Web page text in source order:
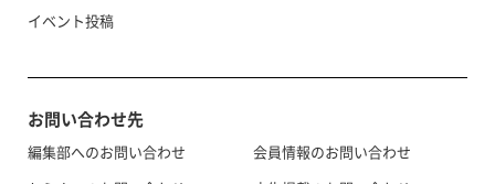
イベント投稿
お問い合わせ先
編集部へのお問い合わせ
会員情報のお問い合わせ